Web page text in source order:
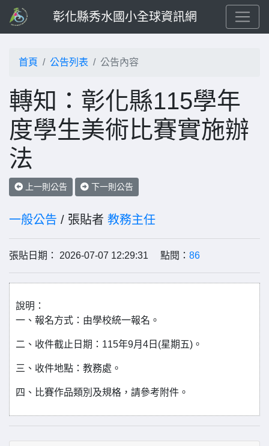
彰化縣秀水國小全球資訊網
首頁 公告列表 公告內容
轉知：彰化縣115學年
度學生美術比賽實施辦
法
上一則公告 下一則公告
一般公告 / 張貼者 教務主任
張貼日期： 2026-07-07 12:29:31 點閱： 86
說明：
一、報名方式：由學校統一報名。
二、收件截止日期：115年9月4日(星期五)。
三、收件地點：教務處。
四、比賽作品類別及規格，請參考附件。